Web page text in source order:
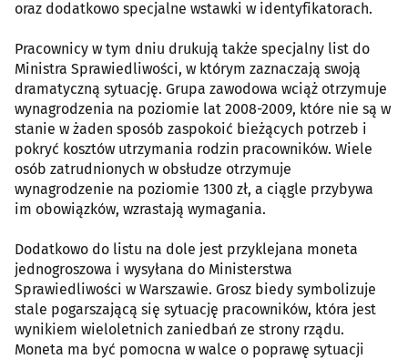
oraz dodatkowo specjalne wstawki w identyfikatorach.
Pracownicy w tym dniu drukują także specjalny list do
Ministra Sprawiedliwości, w którym zaznaczają swoją
dramatyczną sytuację. Grupa zawodowa wciąż otrzymuje
wynagrodzenia na poziomie lat 2008-2009, które nie są w
stanie w żaden sposób zaspokoić bieżących potrzeb i
pokryć kosztów utrzymania rodzin pracowników. Wiele
osób zatrudnionych w obsłudze otrzymuje
wynagrodzenie na poziomie 1300 zł, a ciągle przybywa
im obowiązków, wzrastają wymagania.
Dodatkowo do listu na dole jest przyklejana moneta
jednogroszowa i wysyłana do Ministerstwa
Sprawiedliwości w Warszawie. Grosz biedy symbolizuje
stale pogarszającą się sytuację pracowników, która jest
wynikiem wieloletnich zaniedbań ze strony rządu.
Moneta ma być pomocna w walce o poprawę sytuacji